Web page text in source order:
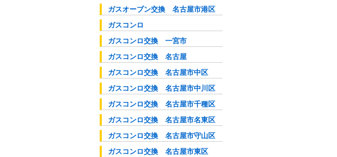
ガスオーブン交換 名古屋市港区
ガスコンロ
ガスコンロ交換 一宮市
ガスコンロ交換 名古屋
ガスコンロ交換 名古屋市中区
ガスコンロ交換 名古屋市中川区
ガスコンロ交換 名古屋市千種区
ガスコンロ交換 名古屋市名東区
ガスコンロ交換 名古屋市守山区
ガスコンロ交換 名古屋市東区